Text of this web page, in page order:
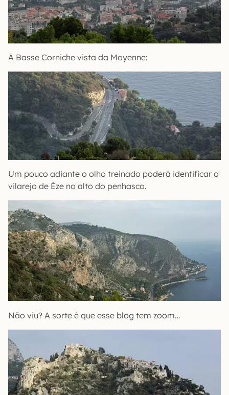
A Basse Corniche vista da Moyenne:
Um pouco adiante o olho treinado poderá identificar o
vilarejo de Èze no alto do penhasco.
Não viu? A sorte é que esse blog tem zoom…